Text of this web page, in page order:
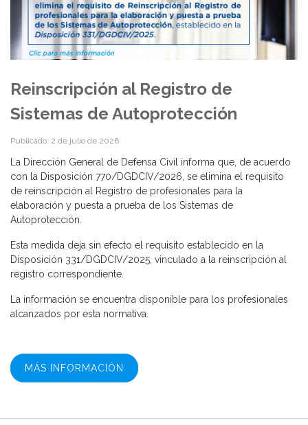
Reinscripción al Registro de
Sistemas de Autoprotección
Publicado: 2 de julio de 2026
La Dirección General de Defensa Civil informa que, de acuerdo
con la Disposición 770/DGDCIV/2026, se elimina el requisito
de reinscripción al Registro de profesionales para la
elaboración y puesta a prueba de los Sistemas de
Autoprotección.
Esta medida deja sin efecto el requisito establecido en la
Disposición 331/DGDCIV/2025, vinculado a la reinscripción al
registro correspondiente.
La información se encuentra disponible para los profesionales
alcanzados por esta normativa.
MÁS INFORMACIÓN